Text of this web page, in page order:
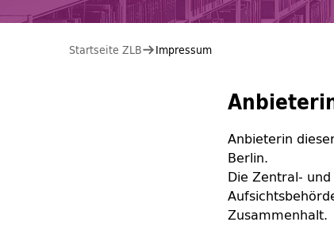
Sie befinden sich hier:
Startseite ZLB Impressum
Anbieterin
Berlin.
Die Zentral-
Zusammenhalt.